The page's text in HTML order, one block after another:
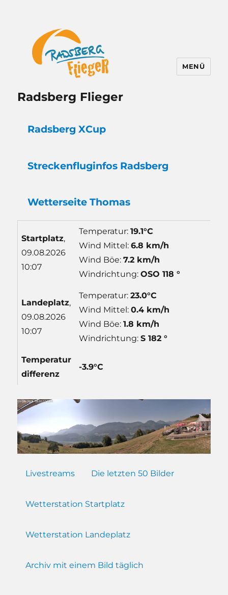
Radsberg Flieger
MENÜ
Radsberg XCup
Streckenfluginfos Radsberg
Wetterseite Thomas
Startplatz,
09.08.2026
10:07
Temperatur:19.1°C
Wind Mittel:6.8 km/h
Wind Böe:7.2 km/h
Windrichtung:OSO 118 °
Landeplatz,
09.08.2026
10:07
Temperatur:23.0°C
Wind Mittel:0.4 km/h
Wind Böe:1.8 km/h
Windrichtung:S 182 °
Temperatur
differenz
-3.9°C
Livestreams Die letzten 50 Bilder
Wetterstation Startplatz
Wetterstation Landeplatz
Archiv mit einem Bild täglich